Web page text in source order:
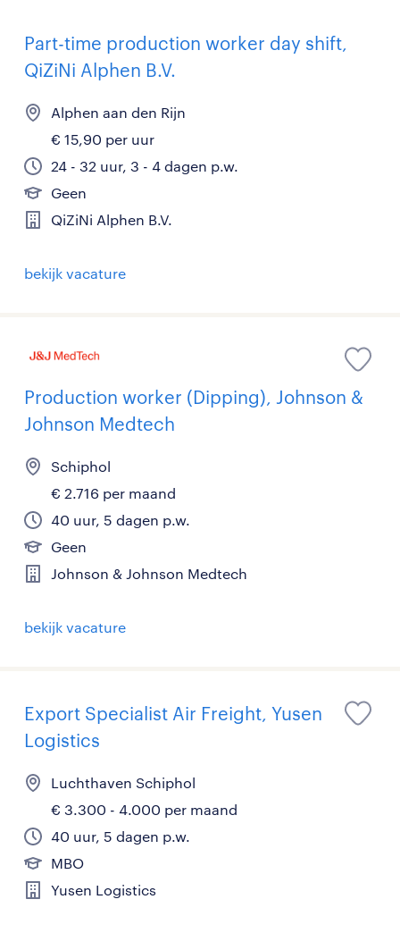
Part-time production worker day shift,
QiZiNi Alphen B.V.
Alphen aan den Rijn
€ 15,90 per uur
24 - 32 uur, 3 - 4 dagen p.w.
Geen
QiZiNi Alphen B.V.
bekijk vacature
Production worker (Dipping), Johnson &
Johnson Medtech
Schiphol
€ 2.716 per maand
40 uur, 5 dagen p.w.
Geen
Johnson & Johnson Medtech
bekijk vacature
Export Specialist Air Freight, Yusen
Logistics
Luchthaven Schiphol
€ 3.300 - 4.000 per maand
40 uur, 5 dagen p.w.
MBO
Yusen Logistics